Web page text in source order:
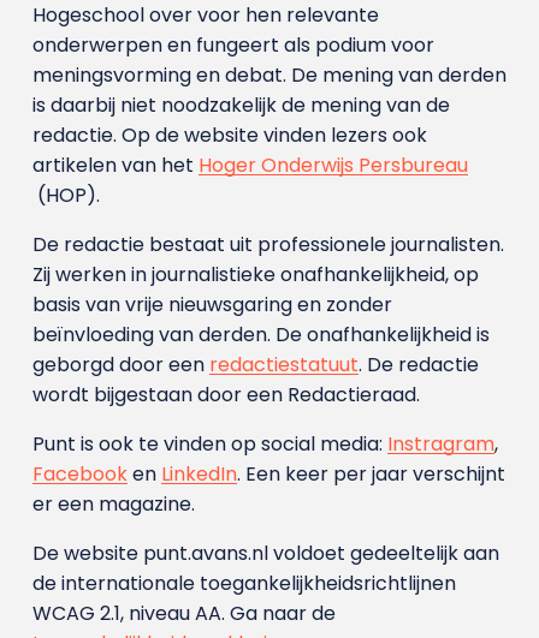
Hogeschool over voor hen relevante
onderwerpen en fungeert als podium voor
meningsvorming en debat. De mening van derden
is daarbij niet noodzakelijk de mening van de
redactie. Op de website vinden lezers ook
artikelen van het Hoger Onderwijs Persbureau
(HOP).
De redactie bestaat uit professionele journalisten.
Zij werken in journalistieke onafhankelijkheid, op
basis van vrije nieuwsgaring en zonder
beïnvloeding van derden. De onafhankelijkheid is
geborgd door een redactiestatuut. De redactie
wordt bijgestaan door een Redactieraad.
Punt is ook te vinden op social media: Instragram,
Facebooken LinkedIn. Een keer per jaar verschijnt
er een magazine.
De website punt.avans.nl voldoet gedeeltelijk aan
de internationale toegankelijkheidsrichtlijnen
WCAG 2.1, niveau AA. Ga naar de